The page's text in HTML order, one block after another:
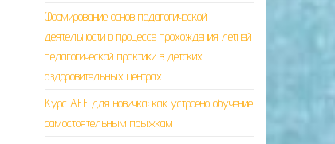
Формирование основ педагогической
деятельности в процессе прохождения летней
педагогической практики в детских
оздоровительных центрах
Курс AFF для новичка: как устроено обучение
самостоятельным прыжкам